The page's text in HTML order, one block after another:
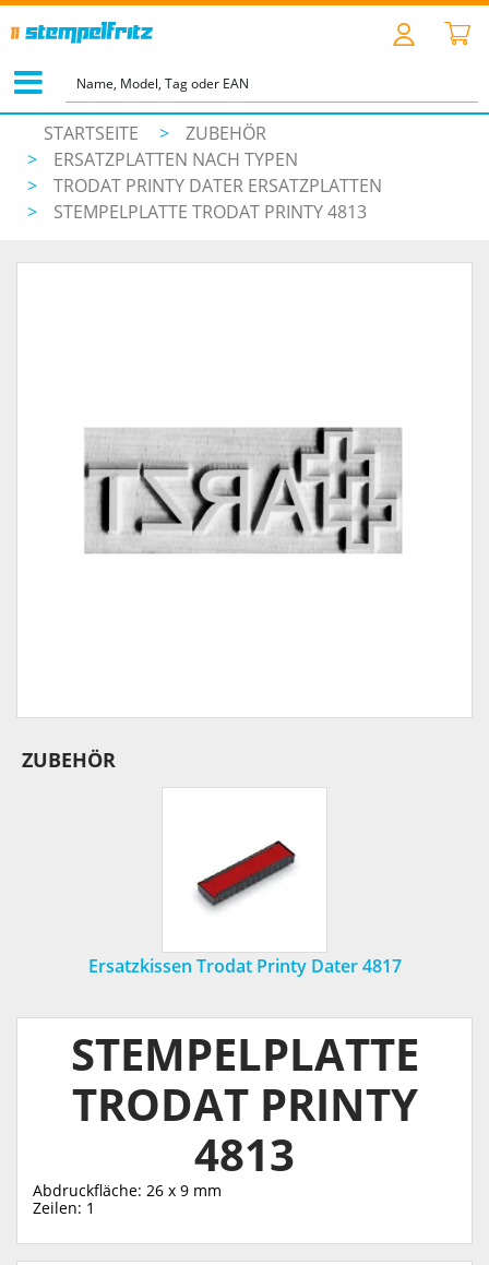
STARTSEITE >
ZUBEHÖR
>
ERSATZPLATTEN NACH TYPEN
>
TRODAT PRINTY DATER ERSATZPLATTEN
>
STEMPELPLATTE TRODAT PRINTY 4813
ZUBEHÖR
Ersatzkissen Trodat Printy Dater 4817
STEMPELPLATTE
TRODAT PRINTY
4813
Abdruckfläche: 26 x 9 mm
Zeilen: 1